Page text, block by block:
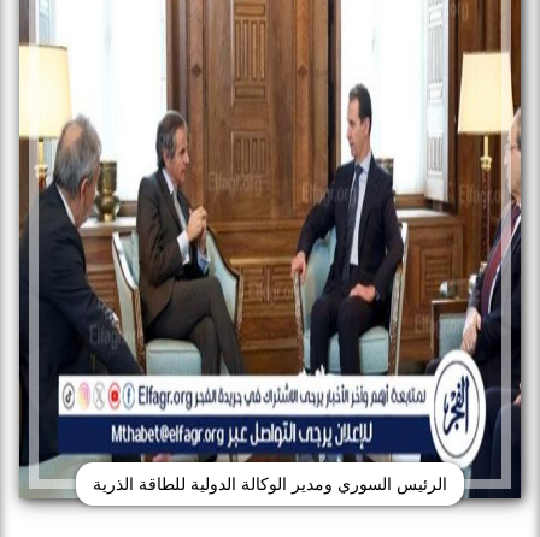
الرئيس السوري ومدير الوكالة الدولية للطاقة الذرية